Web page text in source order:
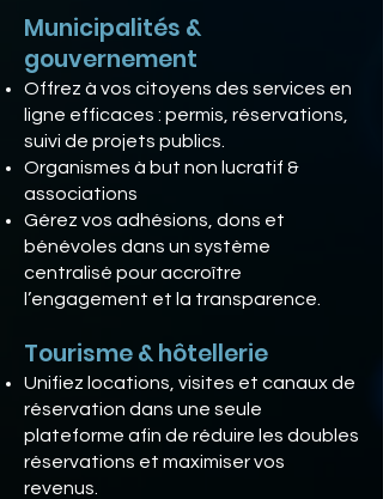
Municipalités &
gouvernement
Offrez à vos citoyens des services en
ligne efficaces : permis, réservations,
suivi de projets publics.
Organismes à but non lucratif &
associations
Gérez vos adhésions, dons et
bénévoles dans un système
centralisé pour accroître
l’engagement et la transparence.
Tourisme & hôtellerie
Unifiez locations, visites et canaux de
réservation dans une seule
plateforme afin de réduire les doubles
réservations et maximiser vos
revenus.